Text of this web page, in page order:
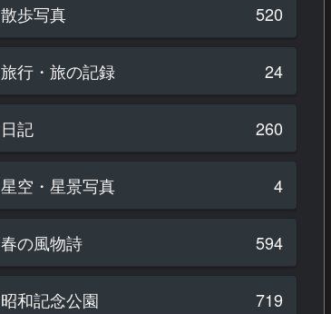
散歩写真 520
旅行・旅の記録 24
日記 260
星空・星景写真 4
春の風物詩 594
昭和記念公園 719